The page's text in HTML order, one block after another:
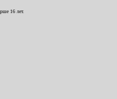
16 лет.